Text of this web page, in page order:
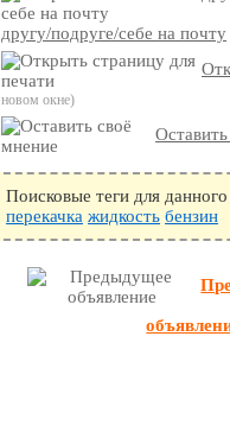
другу/подруге/себе на почту
новом окне)
Поисковые теги для
перекачка жидкость бензин